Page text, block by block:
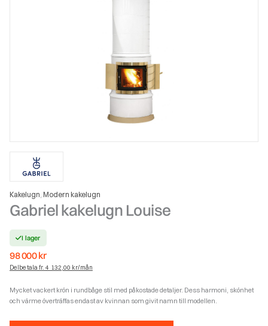
Kakelugn, Modern kakelugn
Gabriel kakelugn Louise
I lager
98 000kr
Delbetala fr. 4 132,00 kr/mån
Mycket vackert krön i rundbåge stil med påkostade detaljer. Dess harmoni, skönhet
och värme överträffas endast av kvinnan som givit namn till modellen.